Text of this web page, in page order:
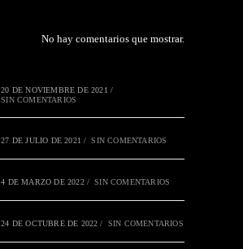
No hay comentarios que mostrar.
20 DE NOVIEMBRE DE 2021 /
SIN COMENTARIOS
27 DE JULIO DE 2021 / SIN COMENTARIOS
4 DE MARZO DE 2022 / SIN COMENTARIOS
24 DE OCTUBRE DE 2022 / SIN COMENTARIOS